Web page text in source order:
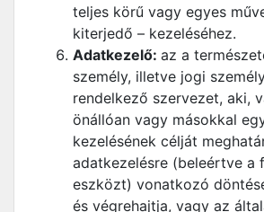
teljes körű vagy egyes
kiterjedő – kezeléséhez.
Adatkezelő: az a
személy, illetve jogi
rendelkező szervezet, aki,
önállóan vagy másokkal
kezelésének célját
adatkezelésre (beleértve a
eszközt) vonatkozó
és végrehajtja, vagy az